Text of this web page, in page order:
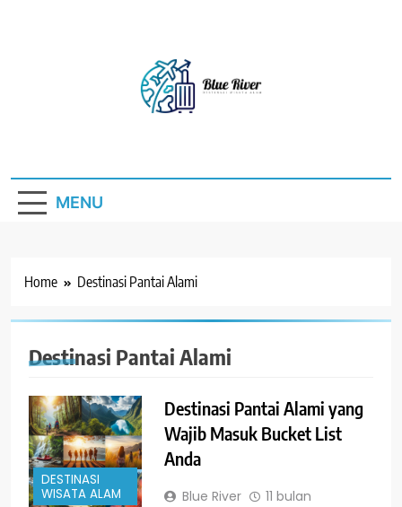
MENU
Home Destinasi Pantai Alami
Destinasi Pantai Alami
DESTINASI
WISATA ALAM
Destinasi Pantai Alami yang
Wajib Masuk Bucket List
Anda
Blue River
11 bulan